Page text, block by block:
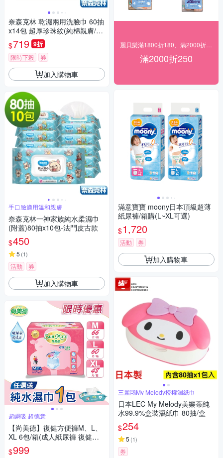
奈森克林 乾濕兩用洗臉巾 60抽
x14包 超厚珍珠紋(純棉親膚/潔
顏卸妝/嬰童護理/一次性免洗毛
巾)
$719 9折
限時下殺 券
加入購物車
手口臉適用溫和親膚
奈森克林一神家族純水柔濕巾
(附蓋)80抽x10包-法鬥皮古款
$450
5 (1)
活動 券
加入購物車
超瞬吸 超德意
【尚美德】復健方便褲M、L、
XL 6包/箱(成人紙尿褲 復健褲
褲型紙尿褲)尺寸任選
$999
滿2000折250
滿意寶寶 moony日本頂級超薄
紙尿褲/箱購(L~XL可選)
$1,720
活動 券
加入購物車
三麗鷗My Melody授權濕紙巾
日本LEC My Melody美樂蒂純
水99.9%盒裝濕紙巾 80抽/盒
$254
5 (1)
券